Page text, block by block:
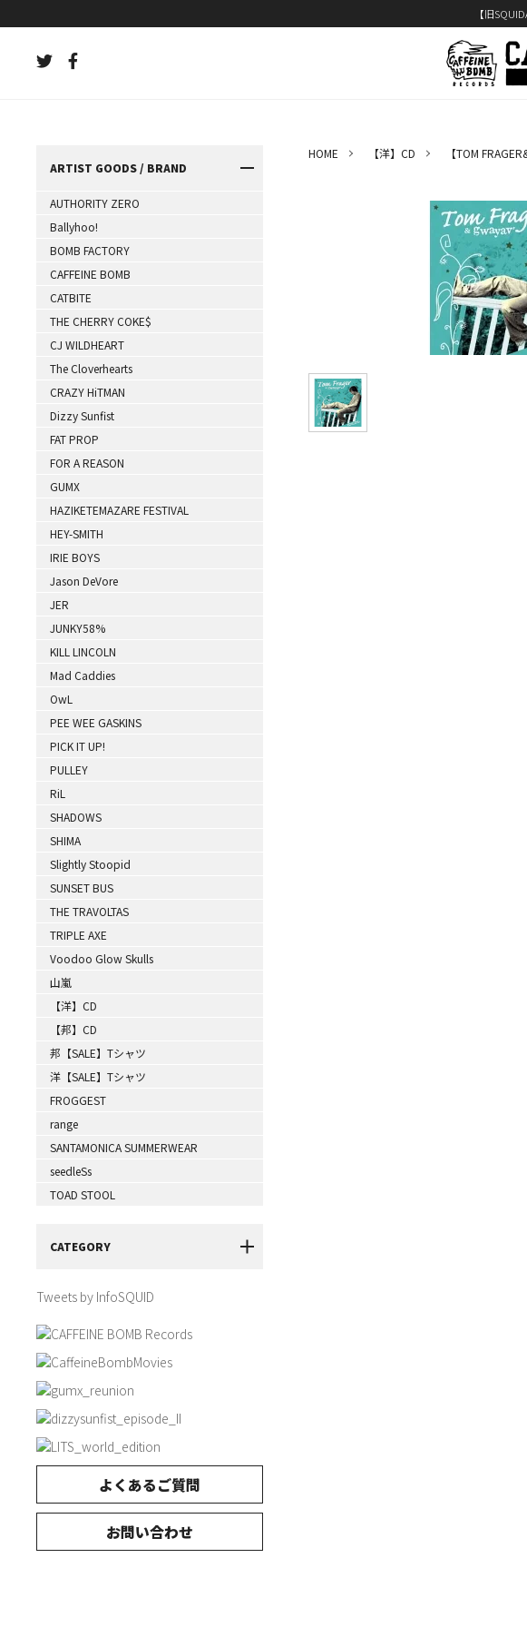
【旧
HOME 【洋】CD 【TOM
ARTIST GOODS / BRAND
AUTHORITY ZERO
Ballyhoo!
BOMB FACTORY
CAFFEINE BOMB
CATBITE
THE CHERRY COKE$
CJ WILDHEART
The Cloverhearts
CRAZY HiTMAN
Dizzy Sunfist
FAT PROP
FOR A REASON
GUMX
HAZIKETEMAZARE FESTIVAL
HEY-SMITH
IRIE BOYS
Jason DeVore
JER
JUNKY58%
KILL LINCOLN
Mad Caddies
OwL
PEE WEE GASKINS
PICK IT UP!
PULLEY
RiL
SHADOWS
SHIMA
Slightly Stoopid
SUNSET BUS
THE TRAVOLTAS
TRIPLE AXE
Voodoo Glow Skulls
山嵐
【洋】CD
【邦】CD
邦【SALE】Tシャツ
洋【SALE】Tシャツ
FROGGEST
range
SANTAMONICA SUMMERWEAR
seedleSs
TOAD STOOL
CATEGORY
Tweets by InfoSQUID
よくあるご質問
お問い合わせ